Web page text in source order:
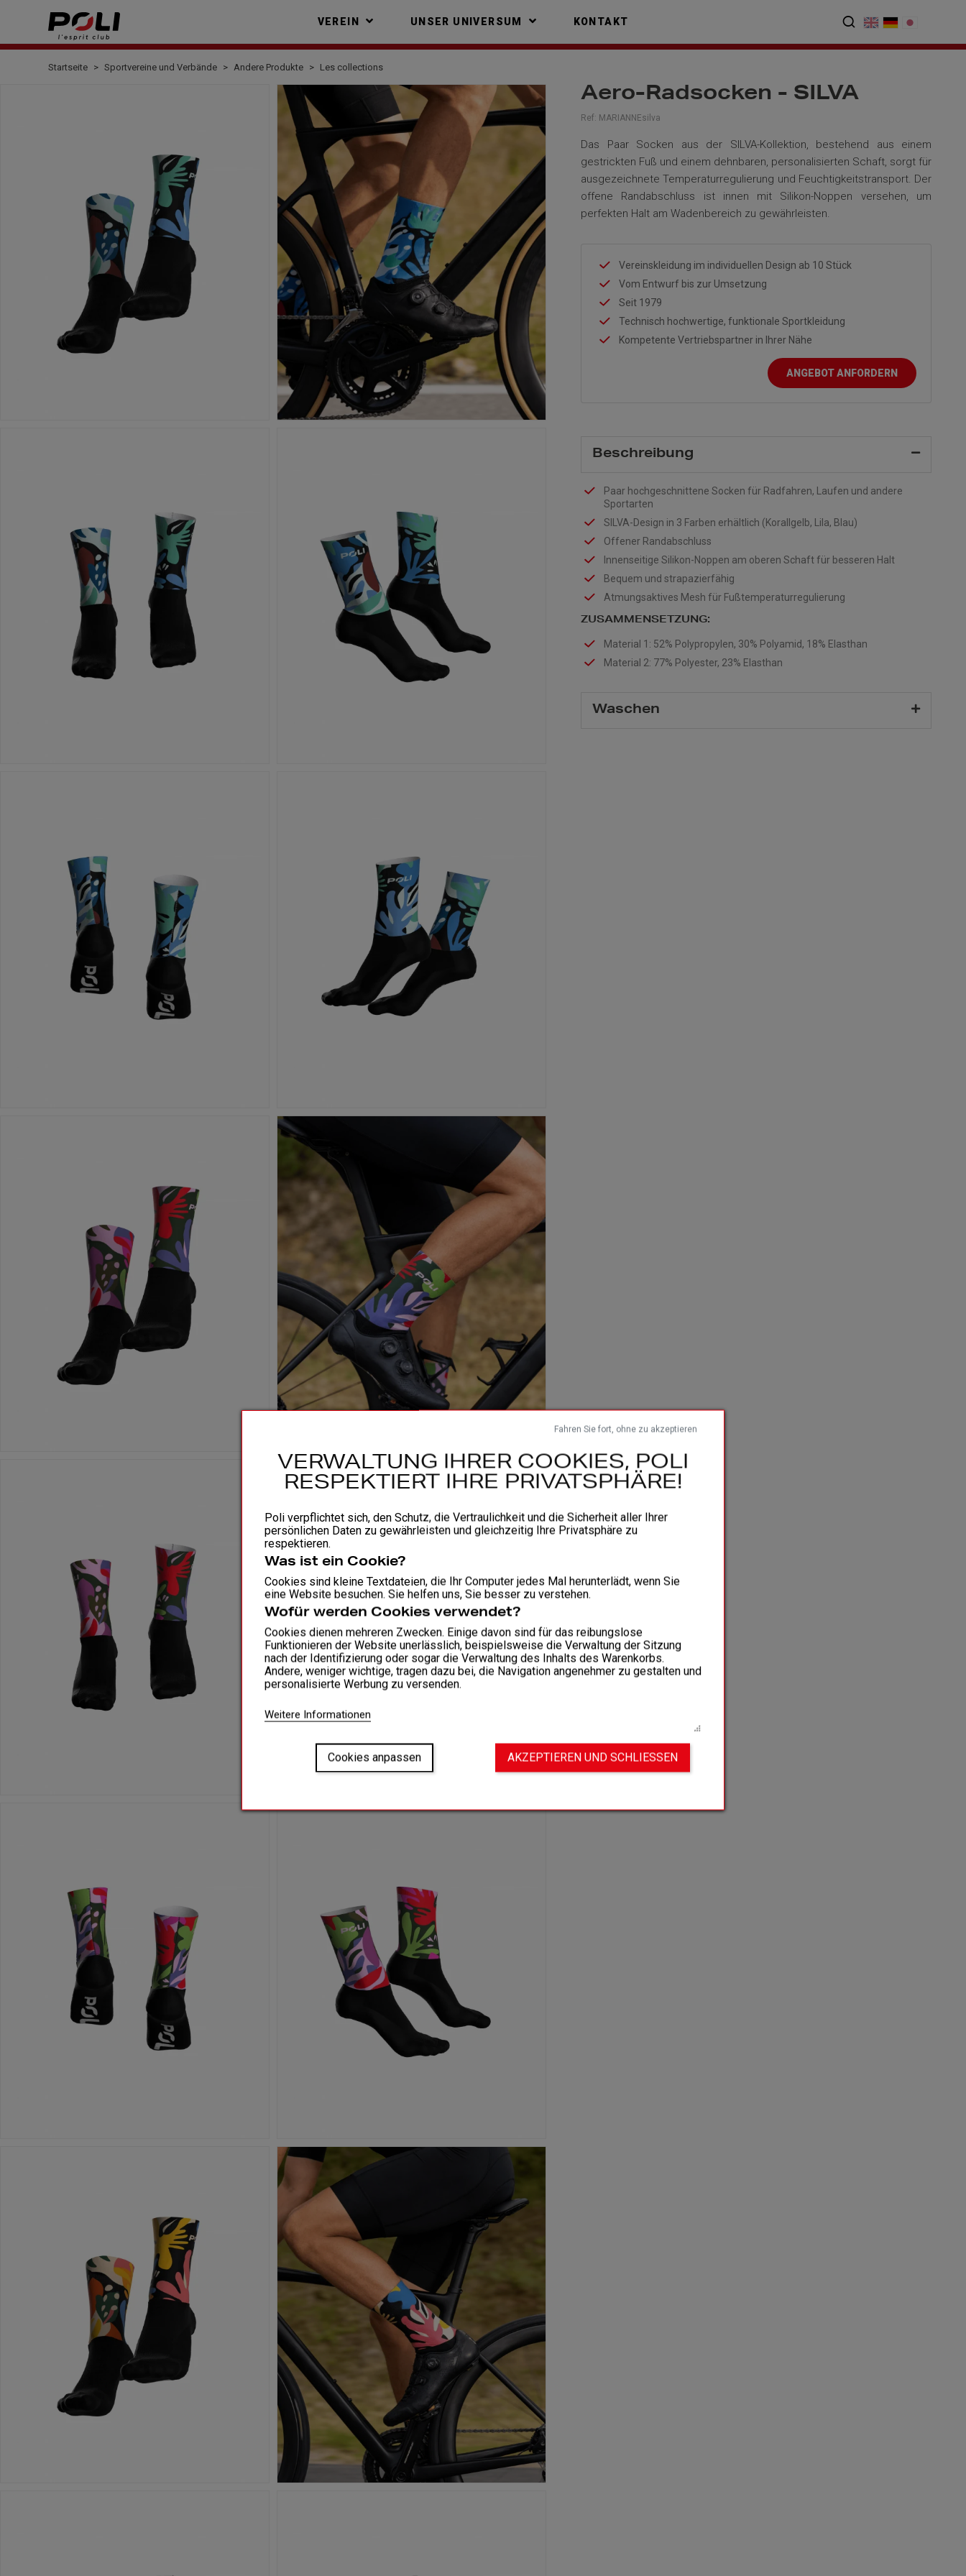
VEREIN UNSER UNIVERSUM KONTAKT
Startseite Sportvereine und Verbände Andere Produkte Les collections
Aero-Radsocken - SILVA
Ref: MARIANNEsilva
Das Paar Socken aus der SILVA-Kollektion, bestehend aus einem
gestrickten Fuß und einem dehnbaren, personalisierten Schaft, sorgt für
ausgezeichnete Temperaturregulierung und Feuchtigkeitstransport. Der
offene Randabschluss ist innen mit Silikon-Noppen versehen, um
perfekten Halt am Wadenbereich zu gewährleisten.
Vereinskleidung im individuellen Design ab 10 Stück
Vom Entwurf bis zur Umsetzung
Seit 1979
Technisch hochwertige, funktionale Sportkleidung
Kompetente Vertriebspartner in Ihrer Nähe
ANGEBOT ANFORDERN
Beschreibung
Paar hochgeschnittene Socken für Radfahren, Laufen und andere
Sportarten
SILVA-Design in 3 Farben erhältlich (Korallgelb, Lila, Blau)
Offener Randabschluss
Innenseitige Silikon-Noppen am oberen Schaft für besseren Halt
Bequem und strapazierfähig
Atmungsaktives Mesh für Fußtemperaturregulierung
ZUSAMMENSETZUNG:
Material 1: 52% Polypropylen, 30% Polyamid, 18% Elasthan
Material 2: 77% Polyester, 23% Elasthan
Waschen
Fahren Sie fort, ohne zu akzeptieren
VERWALTUNG IHRER COOKIES, POLI
RESPEKTIERT IHRE PRIVATSPHÄRE!
Poli verpflichtet sich, den Schutz, die Vertraulichkeit und die Sicherheit aller Ihrer
persönlichen Daten zu gewährleisten und gleichzeitig Ihre Privatsphäre zu
respektieren.
Was ist ein Cookie?
Cookies sind kleine Textdateien, die Ihr Computer jedes Mal herunterlädt, wenn Sie
eine Website besuchen. Sie helfen uns, Sie besser zu verstehen.
Wofür werden Cookies verwendet?
Cookies dienen mehreren Zwecken. Einige davon sind für das reibungslose
Funktionieren der Website unerlässlich, beispielsweise die Verwaltung der Sitzung
nach der Identifizierung oder sogar die Verwaltung des Inhalts des Warenkorbs.
Andere, weniger wichtige, tragen dazu bei, die Navigation angenehmer zu gestalten und
personalisierte Werbung zu versenden.
Weitere Informationen
AKZEPTIEREN UND SCHLIESSEN
Cookies anpassen